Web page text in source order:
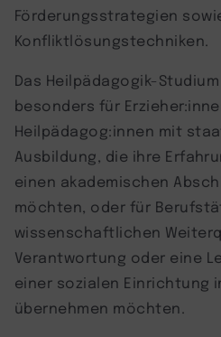
Förderungsstrategien
Konfliktlösungstechniken.
Das Heilpädagogik-
besonders für
Heilpädagog:innen mit
Ausbildung, die ihre
einen akademischen
möchten, oder für
wissenschaftlichen
Verantwortung oder eine
einer sozialen Einrichtung
übernehmen möchten.